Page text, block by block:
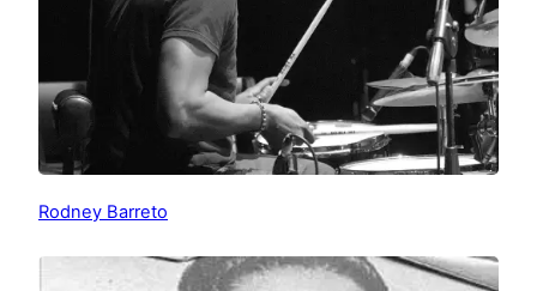
Rodney Barreto